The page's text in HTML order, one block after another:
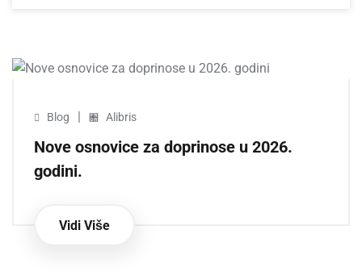
Blog | Alibris
Nove osnovice za doprinose u 2026.
godini.
Vidi Više